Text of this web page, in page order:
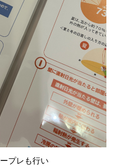
プレも行い